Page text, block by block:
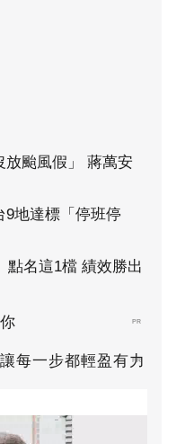
放颱風假」 蔣萬安
9地達標「停班停
點名這1檔 績效勝出
PR
每一步都輕盈有力
PR